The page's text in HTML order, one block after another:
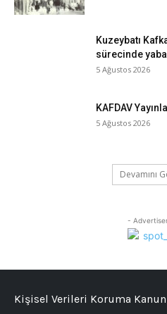
Kuzeybatı
sürecinde
5 Ağustos 2026
KAFDAV
5 Ağustos 2026
Devamını
-
Kişisel Verileri Koruma